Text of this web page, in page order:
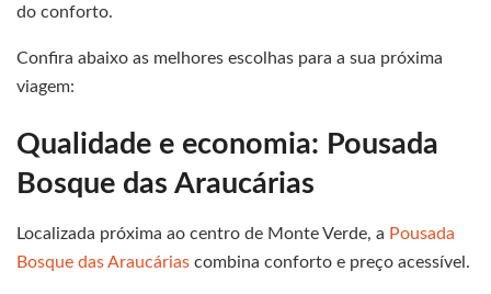
do conforto.
Confira abaixo as melhores escolhas para a sua próxima
viagem:
Qualidade e economia: Pousada
Bosque das Araucárias
Localizada próxima ao centro de Monte Verde, a Pousada
Bosque das Araucárias combina conforto e preço acessível.